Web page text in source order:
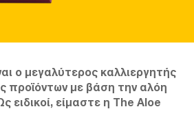
ο μεγαλύτερος καλλιεργητής
προϊόντων με βάση την αλόη
ειδικοί, είμαστε η The Aloe